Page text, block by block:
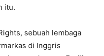
itu.
sebuah lembaga
di Inggris